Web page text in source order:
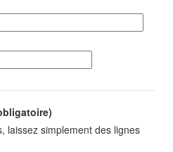
laissez simplement des lignes